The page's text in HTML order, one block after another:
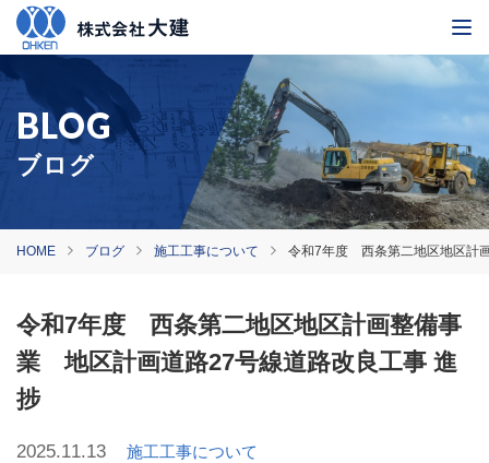
ブログ
HOME ブログ 施工工事について 令和7年度 西条第二地区地区計
令和7年度 西条第二地区地区計画整備事
業 地区計画道路27号線道路改良工事 進
捗
2025.11.13 施工工事について